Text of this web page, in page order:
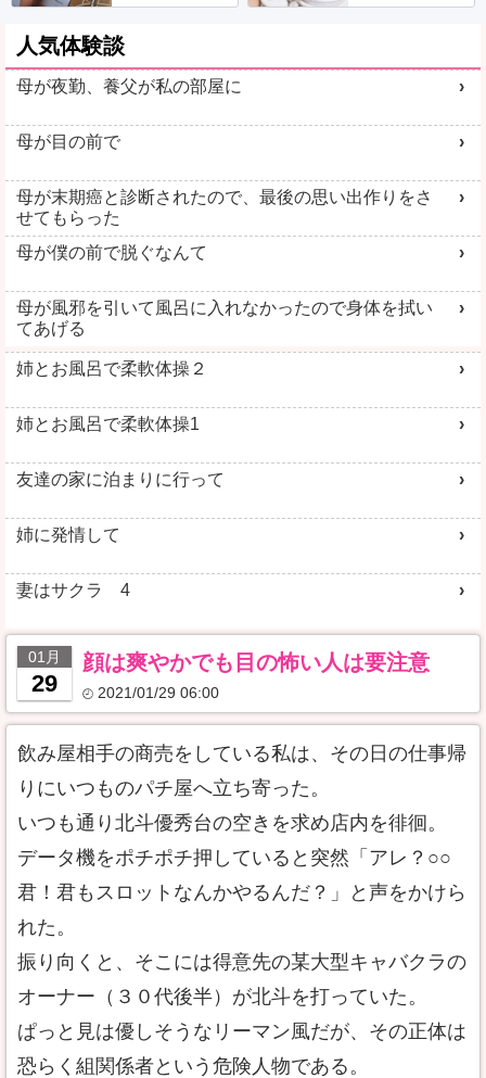
人気体験談
母が夜勤、養父が私の部屋に
母が目の前で
母が末期癌と診断されたので、最後の思い出作りをさ
せてもらった
母が僕の前で脱ぐなんて
母が風邪を引いて風呂に入れなかったので身体を拭い
てあげる
姉とお風呂で柔軟体操２
姉とお風呂で柔軟体操1
友達の家に泊まりに行って
姉に発情して
妻はサクラ 4
01月
29
顔は爽やかでも目の怖い人は要注意
2021/01/29 06:00
飲み屋相手の商売をしている私は、その日の仕事帰
りにいつものパチ屋へ立ち寄った。
いつも通り北斗優秀台の空きを求め店内を徘徊。
データ機をポチポチ押していると突然「アレ？○○
君！君もスロットなんかやるんだ？」と声をかけら
れた。
振り向くと、そこには得意先の某大型キャバクラの
オーナー（３０代後半）が北斗を打っていた。
ぱっと見は優しそうなリーマン風だが、その正体は
恐らく組関係者という危険人物である。